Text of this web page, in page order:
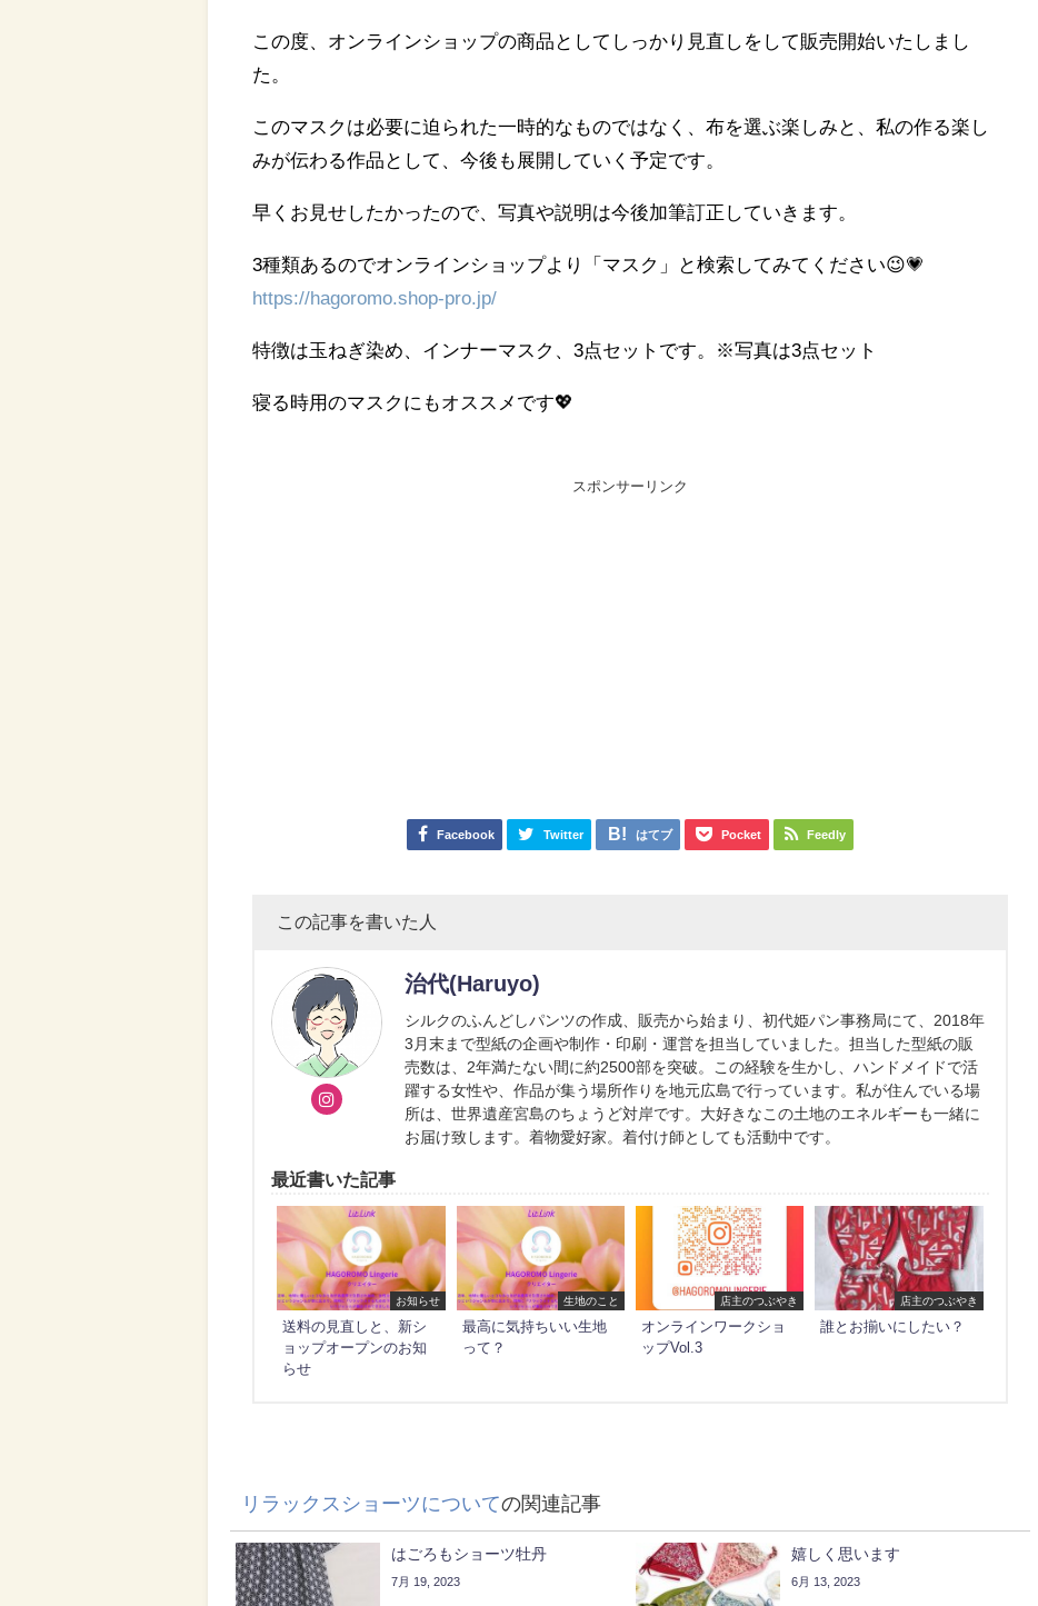
この度、オンラインショップの商品としてしっかり見直しをして販売開始いたしまし
た。
このマスクは必要に迫られた一時的なものではなく、布を選ぶ楽しみと、私の作る楽し
みが伝わる作品として、今後も展開していく予定です。
早くお見せしたかったので、写真や説明は今後加筆訂正していきます。
3種類あるのでオンラインショップより「マスク」と検索してみてください😉💗
https://hagoromo.shop-pro.jp/
特徴は玉ねぎ染め、インナーマスク、3点セットです。※写真は3点セット
寝る時用のマスクにもオススメです💖
スポンサーリンク
Facebook Twitter はてブ Pocket Feedly
この記事を書いた人
治代(Haruyo)
シルクのふんどしパンツの作成、販売から始まり、初代姫パン事務局にて、2018年
3月末まで型紙の企画や制作・印刷・運営を担当していました。担当した型紙の販
売数は、2年満たない間に約2500部を突破。この経験を生かし、ハンドメイドで活
躍する女性や、作品が集う場所作りを地元広島で行っています。私が住んでいる場
所は、世界遺産宮島のちょうど対岸です。大好きなこの土地のエネルギーも一緒に
お届け致します。着物愛好家。着付け師としても活動中です。
最近書いた記事
お知らせ
送料の見直しと、新シ
ョップオープンのお知
らせ
生地のこと
最高に気持ちいい生地
って？
店主のつぶやき
オンラインワークショ
ップVol.3
店主のつぶやき
誰とお揃いにしたい？
リラックスショーツについての関連記事
はごろもショーツ牡丹
7月 19, 2023
嬉しく思います
6月 13, 2023